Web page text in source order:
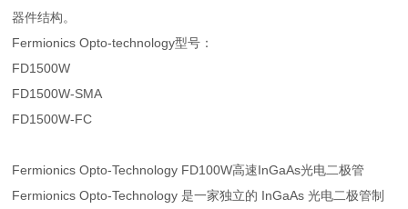
器件结构。
Fermionics Opto-technology型号：
FD1500W
FD1500W-SMA
FD1500W-FC
Fermionics Opto-Technology FD100W高速InGaAs光电二极管
Fermionics Opto-Technology 是一家独立的 InGaAs 光电二极管制